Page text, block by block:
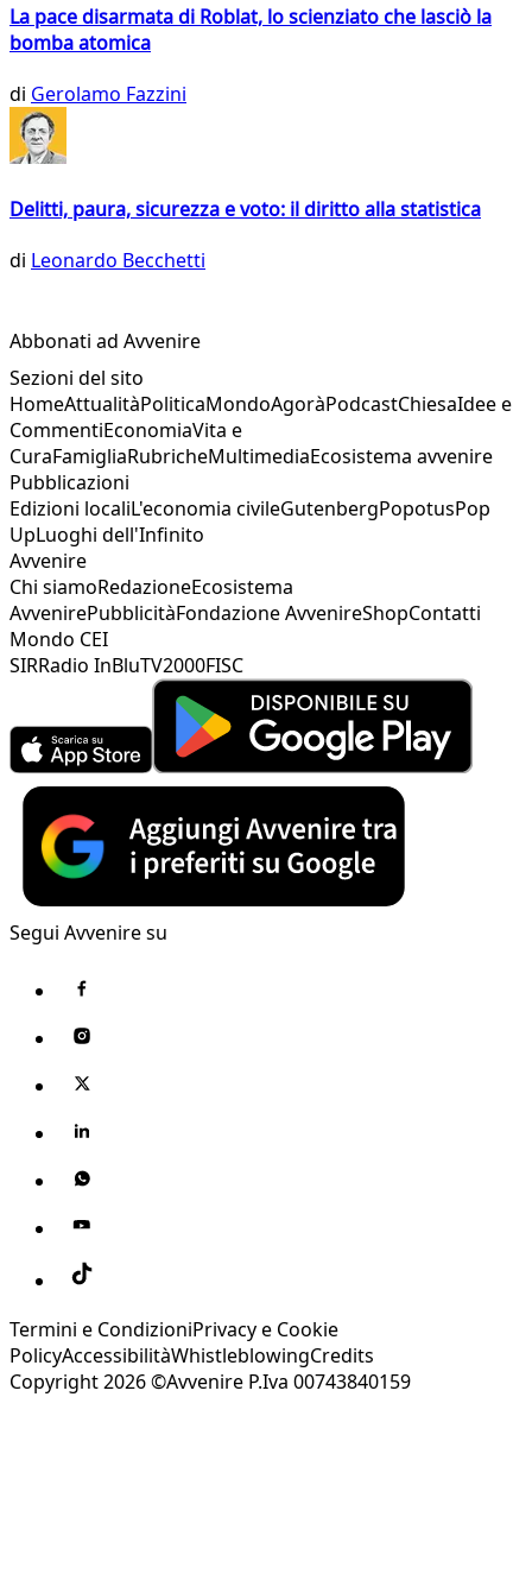
La pace disarmata di Roblat, lo scienziato che lasciò la
bomba atomica
di Gerolamo Fazzini
Delitti, paura, sicurezza e voto: il diritto alla statistica
di Leonardo Becchetti
Abbonati ad Avvenire
Sezioni del sito
HomeAttualitàPoliticaMondoAgoràPodcastChiesaIdee e
CommentiEconomiaVita e
CuraFamigliaRubricheMultimediaEcosistema avvenire
Pubblicazioni
Edizioni localiL'economia civileGutenbergPopotusPop
UpLuoghi dell'Infinito
Avvenire
Chi siamoRedazioneEcosistema
AvvenirePubblicitàFondazione AvvenireShopContatti
Mondo CEI
SIRRadio InBluTV2000FISC
Segui Avvenire su
Termini e CondizioniPrivacy e Cookie
PolicyAccessibilitàWhistleblowingCredits
Copyright 2026 ©Avvenire P.Iva 00743840159